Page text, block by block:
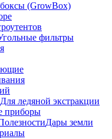
(GrowBox)
фильтры
ледяной экстракции
приборы
Дары земли